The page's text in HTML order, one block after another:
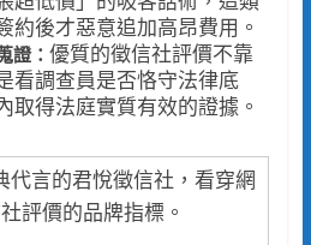
約後才惡意追加高昂費用。
證： 優質的徵信社評價不靠
看調查員是否恪守法律底
取得法庭實質有效的證據。